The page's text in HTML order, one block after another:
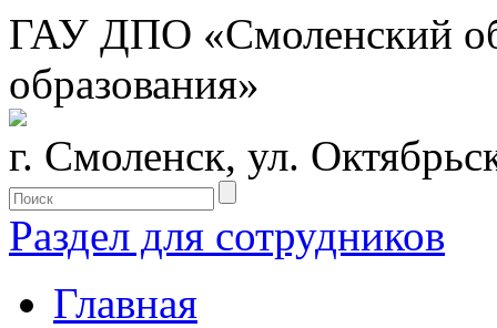
ГАУ ДПО «Смоленский
образования»
г. Смоленск, ул.
Раздел для сотрудников
Главная